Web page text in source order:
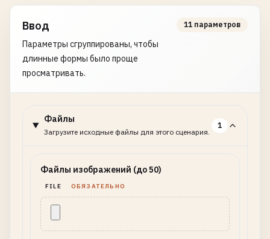
Ввод
Параметры сгруппированы, чтобы
длинные формы было проще
просматривать.
11 параметров
Файлы
Загрузите исходные файлы для этого сценария.
1
Файлы изображений (до 50)
FILE ОБЯЗАТЕЛЬНО